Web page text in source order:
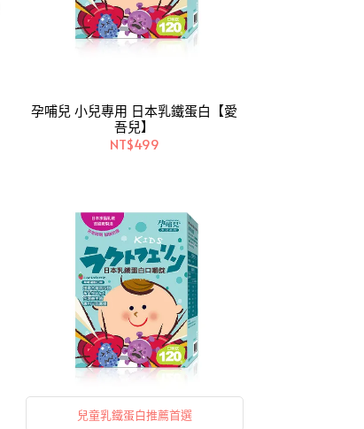
孕哺兒 小兒專用 日本乳鐵蛋白【愛
吾兒】
NT$499
兒童乳鐵蛋白推薦首選